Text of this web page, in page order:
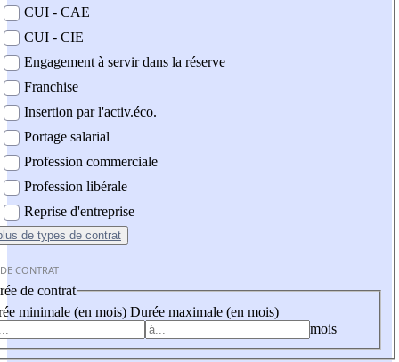
CUI - CAE
CUI - CIE
Engagement à servir dans la réserve
Franchise
Insertion par l'activ.éco.
Portage salarial
Profession commerciale
Profession libérale
Reprise d'entreprise
de types de contrat
CONTRAT
de contrat
minimale (en mois) Durée maximale (en mois)
mois